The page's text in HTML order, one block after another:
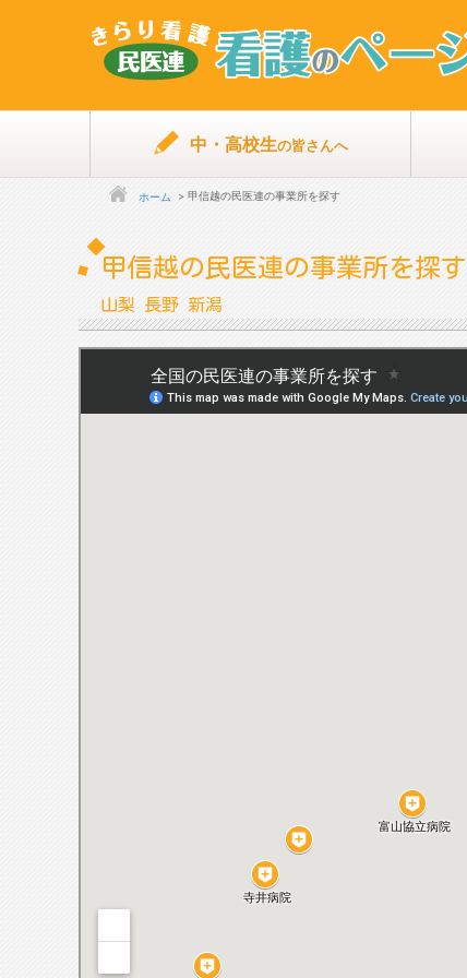
中・高校生の皆さんへ
ホーム 甲信越の民医連の事業所を探す
甲信越の民医連の事業所を探す
山梨 長野 新潟